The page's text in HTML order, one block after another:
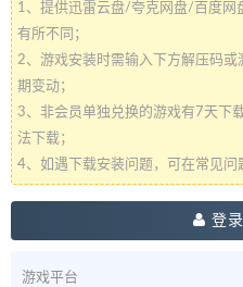
1、提供迅雷云盘/夸克网盘/百度网
有所不同；
2、游戏安装时需输入下方解压码
期变动；
3、非会员单独兑换的游戏有7天下
法下载；
4、如遇下载安装问题，可在常见问
登
游戏平台